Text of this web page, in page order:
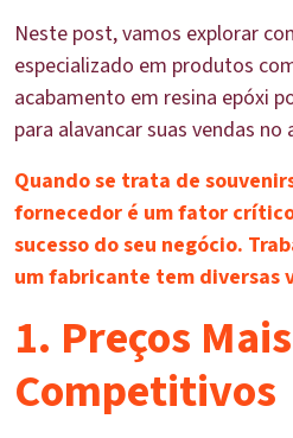
Neste post, vamos explorar
especializado em produtos
acabamento em resina epóxi
para alavancar suas vendas no
Quando se trata de
fornecedor é um fator
sucesso do seu negócio.
um fabricante tem diversas
1. Preços Mais
Competitivos